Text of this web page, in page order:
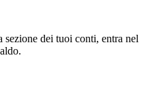
dei tuoi conti, entra nel